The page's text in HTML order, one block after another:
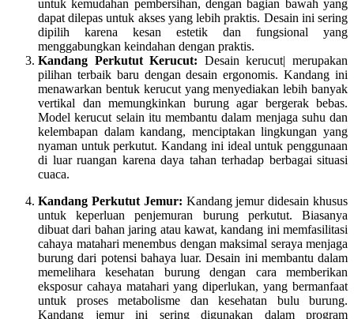
untuk kemudahan pembersihan, dengan bagian bawah yang
dapat dilepas untuk akses yang lebih praktis. Desain ini sering
dipilih karena kesan estetik dan fungsional yang
menggabungkan keindahan dengan praktis.
Kandang Perkutut Kerucut: Desain kerucut| merupakan
pilihan terbaik baru dengan desain ergonomis. Kandang ini
menawarkan bentuk kerucut yang menyediakan lebih banyak
vertikal dan memungkinkan burung agar bergerak bebas.
Model kerucut selain itu membantu dalam menjaga suhu dan
kelembapan dalam kandang, menciptakan lingkungan yang
nyaman untuk perkutut. Kandang ini ideal untuk penggunaan
di luar ruangan karena daya tahan terhadap berbagai situasi
cuaca.
Kandang Perkutut Jemur: Kandang jemur didesain khusus
untuk keperluan penjemuran burung perkutut. Biasanya
dibuat dari bahan jaring atau kawat, kandang ini memfasilitasi
cahaya matahari menembus dengan maksimal seraya menjaga
burung dari potensi bahaya luar. Desain ini membantu dalam
memelihara kesehatan burung dengan cara memberikan
eksposur cahaya matahari yang diperlukan, yang bermanfaat
untuk proses metabolisme dan kesehatan bulu burung.
Kandang jemur ini sering digunakan dalam program